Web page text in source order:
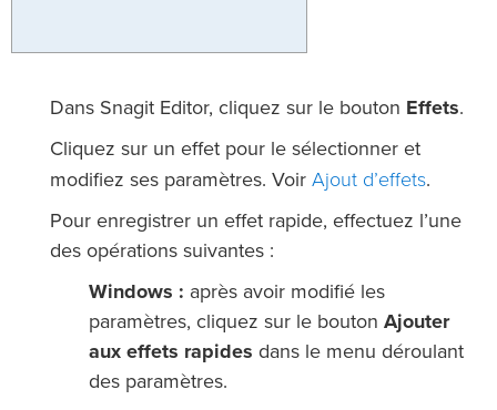
Dans Snagit Editor, cliquez sur le bouton Effets.
Cliquez sur un effet pour le sélectionner et
modifiez ses paramètres. Voir Ajout d’effets.
Pour enregistrer un effet rapide, effectuez l’une
des opérations suivantes :
Windows : après avoir modifié les
paramètres, cliquez sur le bouton Ajouter
aux effets rapides dans le menu déroulant
des paramètres.